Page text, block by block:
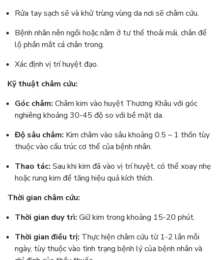
Rửa tay sạch sẽ và khử trùng vùng da nơi sẽ châm cứu.
Bệnh nhân nên ngồi hoặc nằm ở tư thế thoải mái, chân để
lộ phần mắt cá chân trong.
Xác định vị trí huyệt đạo.
Kỹ thuật châm cứu:
Góc châm: Châm kim vào huyệt Thương Khâu với góc
nghiêng khoảng 30-45 độ so với bề mặt da.
Độ sâu châm: Kim châm vào sâu khoảng 0.5 – 1 thốn tùy
thuộc vào cấu trúc cơ thể của bệnh nhân.
Thao tác: Sau khi kim đã vào vị trí huyệt, có thể xoay nhẹ
hoặc rung kim để tăng hiệu quả kích thích.
Thời gian châm cứu:
Thời gian duy trì: Giữ kim trong khoảng 15-20 phút.
Thời gian điều trị: Thực hiện châm cứu từ 1-2 lần mỗi
ngày, tùy thuộc vào tình trạng bệnh lý của bệnh nhân và